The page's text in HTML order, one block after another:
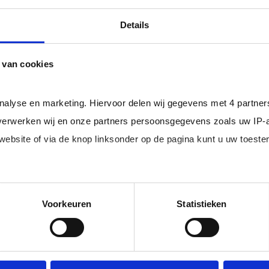
Details
cookies
en marketing. Hiervoor delen wij gegevens met 4
wij en onze partners persoonsgegevens zoals uw
of via de knop linksonder op de pagina kunt u uw
Voorkeuren Statistieken
dan het landelijke gemiddelde van ruim 20%
, zodat
in loondienst uit uw regio.
freelance
juiste kandidaten
No match? No pay!
als een
Ik
of
Je
krijgt